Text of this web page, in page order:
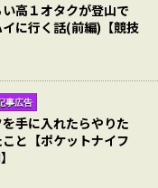
高１オタクが登山で
イに行く話(前編)【競技
事広告
手に入れたらやりた
と【ポケットナイフ